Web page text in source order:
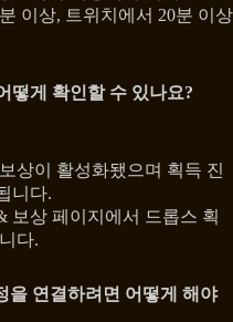
이상, 트위치에서 20분 이상
떻게 확인할 수 있나요?
상이 활성화됐으며 획득 진
니다.
보상 페이지에서 드롭스 획
다.
을 연결하려면 어떻게 해야